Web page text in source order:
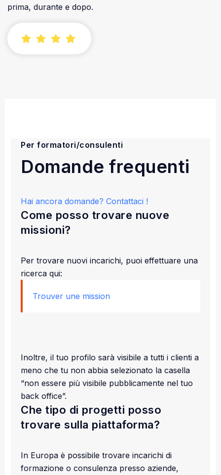
prima, durante e dopo.
Per formatori/consulenti
Domande frequenti
Hai ancora domande? Contattaci !
Come posso trovare nuove
missioni?
Per trovare nuovi incarichi, puoi effettuare una
ricerca qui:
Trouver une mission
Inoltre, il tuo profilo sarà visibile a tutti i clienti a
meno che tu non abbia selezionato la casella
“non essere più visibile pubblicamente nel tuo
back office”.
Che tipo di progetti posso
trovare sulla piattaforma?
In Europa è possibile trovare incarichi di
formazione o consulenza presso aziende,